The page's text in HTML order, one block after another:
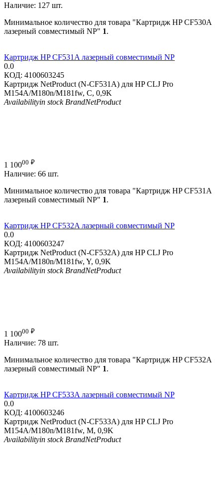
Наличие: 127 шт.
Минимальное количество для товара "Картридж HP CF530A
лазерный совместимый NP" 1.
Картридж HP CF531A лазерный совместимый NP
0.0
КОД: 4100603245
Картридж NetProduct (N-CF531A) для HP CLJ Pro
M154A/M180n/M181fw, C, 0,9K
Availabilityin stock BrandNetProduct
1 10000 ₽
Наличие: 66 шт.
Минимальное количество для товара "Картридж HP CF531A
лазерный совместимый NP" 1.
Картридж HP CF532A лазерный совместимый NP
0.0
КОД: 4100603247
Картридж NetProduct (N-CF532A) для HP CLJ Pro
M154A/M180n/M181fw, Y, 0,9K
Availabilityin stock BrandNetProduct
1 10000 ₽
Наличие: 78 шт.
Минимальное количество для товара "Картридж HP CF532A
лазерный совместимый NP" 1.
Картридж HP CF533A лазерный совместимый NP
0.0
КОД: 4100603246
Картридж NetProduct (N-CF533A) для HP CLJ Pro
M154A/M180n/M181fw, M, 0,9K
Availabilityin stock BrandNetProduct